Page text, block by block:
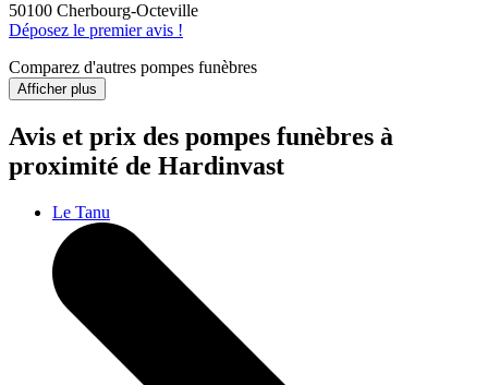
50100 Cherbourg-Octeville
Déposez le premier avis !
Comparez d'autres pompes funèbres
Afficher plus
Avis et prix des pompes funèbres à
proximité de Hardinvast
Le Tanu